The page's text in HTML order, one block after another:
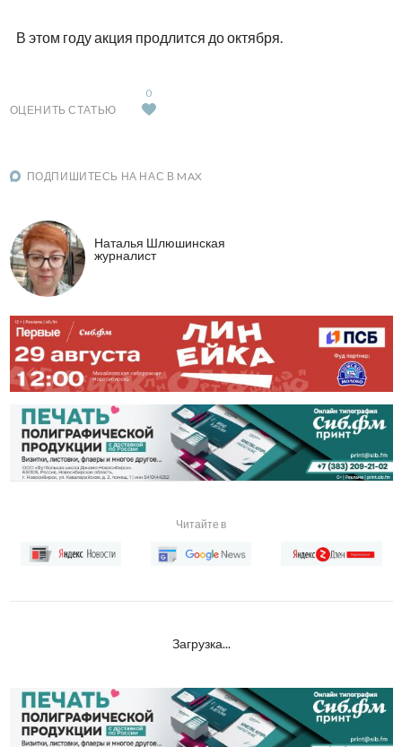
В этом году акция продлится до октября.
ОЦЕНИТЬ СТАТЬЮ
0
ПОДПИШИТЕСЬ НА НАС В MAX
Наталья Шлюшинская
журналист
Читайте в
Загрузка...